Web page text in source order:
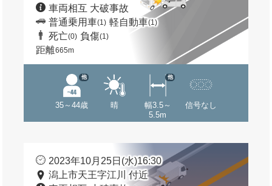
車両相互 大破事故
普通乗用車(1) 軽自動車(1)
死亡(0) 負傷(1)
距離665m
35～44歳
他
晴
幅3.5～
5.5m
他
信号なし
2023年10月25日(水)16:30
潟上市天王字江川 付近